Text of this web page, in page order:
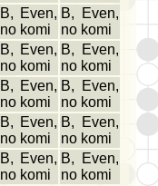
B, Even,
no komi
B, Even,
no komi
B, Even,
no komi
B, Even,
no komi
B, Even,
no komi
B, Even,
no komi
B, Even,
no komi
B, Even,
no komi
B, Even,
no komi
B, Even,
no komi